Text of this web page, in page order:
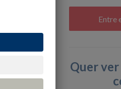
precisas
o nível
Entre
Quer